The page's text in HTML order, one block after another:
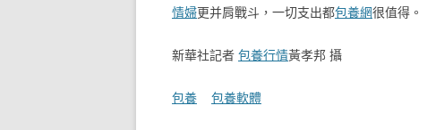
情婦更并肩戰斗，一切支出都包養網很值得。
新華社記者 包養行情黃孝邦 攝
包養 包養軟體